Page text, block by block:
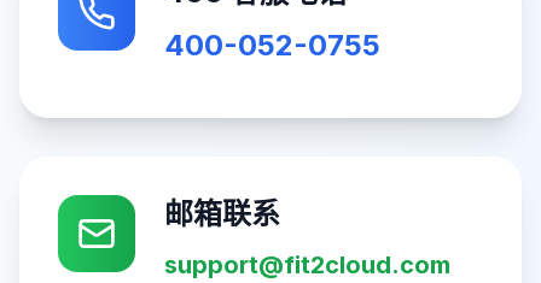
400-052-0755
邮箱联系
support@fit2cloud.com